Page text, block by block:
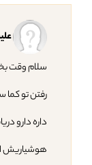
سلام وقت
داره دارو
هوشیاریش